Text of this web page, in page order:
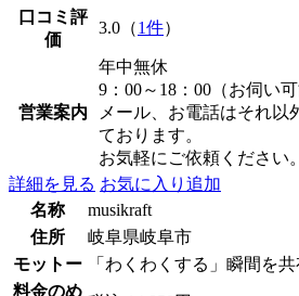
口コミ評
価
3.0（1件）
営業案内
年中無休
9：00～18：00（お伺い可
メール、お電話はそれ以
ております。
お気軽にご依頼ください。
詳細を見る お気に入り追加
名称
musikraft
住所
岐阜県岐阜市
モットー
「わくわくする」瞬間を共
料金のめ